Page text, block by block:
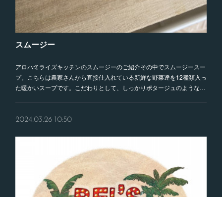
スムージー
アロハ🤙ライズキッチンのスムージーのご紹介その中でスムージースー
プ。こちらは農家さんから直接仕入れている新鮮な野菜達を12種類入っ
た暖かいスープです。こだわりとして、しっかりポタージュのような…
2024.03.26 10:50